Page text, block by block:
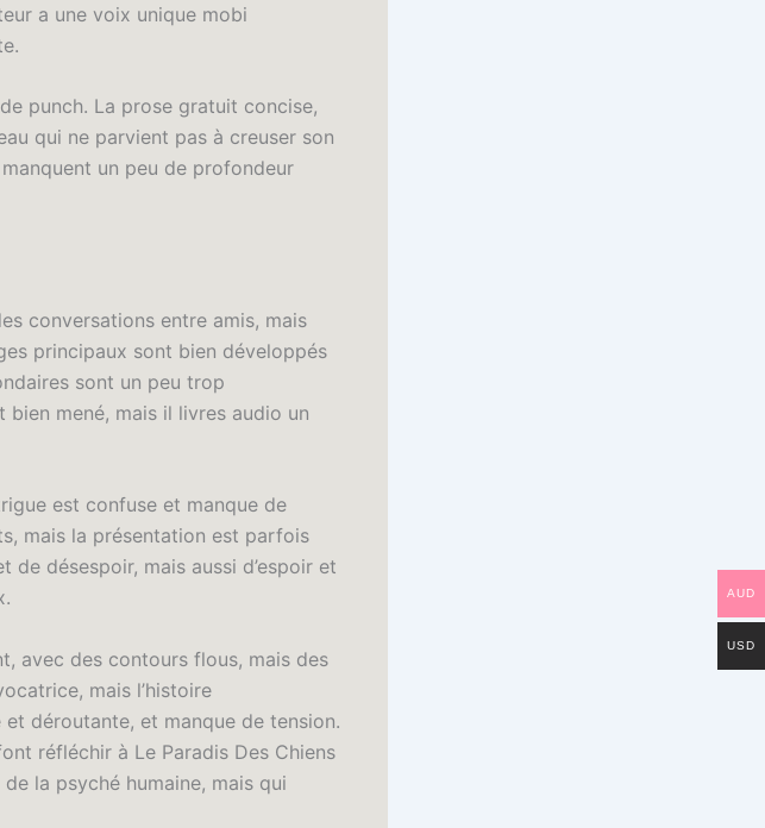
a une voix unique mobi
punch. La prose gratuit concise,
qui ne parvient pas à creuser son
un peu de profondeur
conversations entre amis, mais
principaux sont bien développés
sont un peu trop
mené, mais il livres audio un
est confuse et manque de
mais la présentation est parfois
désespoir, mais aussi d’espoir et
avec des contours flous, mais des
mais l’histoire
déroutante, et manque de tension.
réfléchir à Le Paradis Des Chiens
la psyché humaine, mais qui
AUD
USD